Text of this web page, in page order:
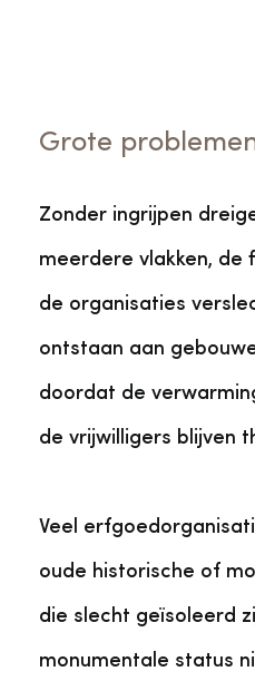
Grote
Zonder ingrijpen
meerdere vlakken, de
de organisaties
ontstaan aan
doordat de
de vrijwilligers blijven
Veel
oude historische of
die slecht geïsoleerd
monumentale status